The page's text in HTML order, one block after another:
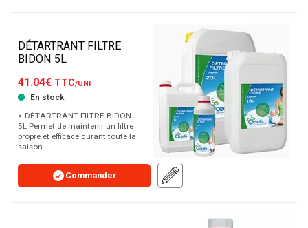
DÉTARTRANT FILTRE
BIDON 5L
41.04€ TTC/UNI
En stock
> DÉTARTRANT FILTRE BIDON
5L Permet de maintenir un filtre
propre et efficace durant toute la
saison
Commander